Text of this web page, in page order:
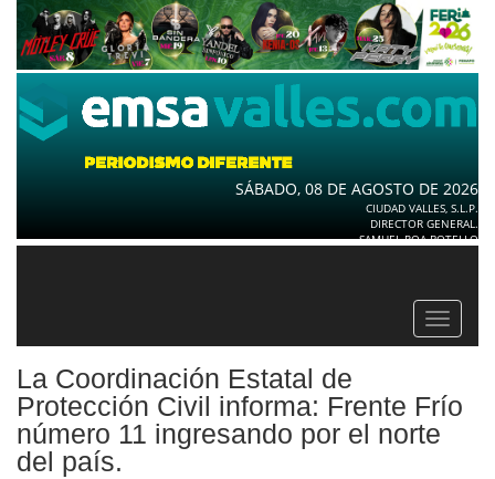
SÁBADO, 08 DE AGOSTO DE 2026
CIUDAD VALLES, S.L.P.
DIRECTOR GENERAL.
SAMUEL ROA BOTELLO
Toggle
La Coordinación Estatal de
Protección Civil informa: Frente Frío
número 11 ingresando por el norte
del país.